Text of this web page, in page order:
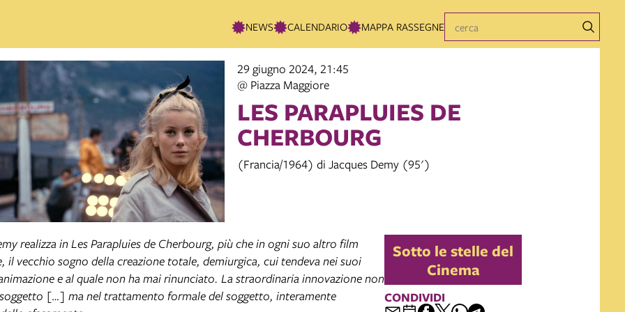
NEWS CALENDARIO MAPPA RASSEGNE
29 giugno 2024, 21:45
@ Piazza Maggiore
LES PARAPLUIES DE
CHERBOURG
(Francia/1964) di Jacques Demy (95')
realizza in Les Parapluies de Cherbourg, più che in ogni suo altro film
il vecchio sogno della creazione totale, demiurgica, cui tendeva nei suoi
e al quale non ha mai rinunciato. La straordinaria innovazione non
[…] ma nel trattamento formale del soggetto, interamente
Sotto le stelle del
Cinema
CONDIVIDI